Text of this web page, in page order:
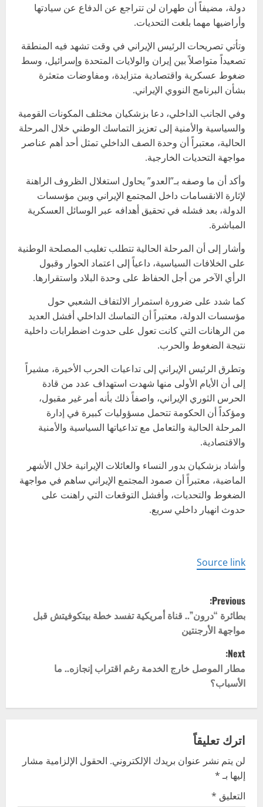
دولة، مضيفاً أن طهران لن تتراجع عن الدفاع عن سيادتها
وأراضيها مهما بلغت التحديات.
وتأتي تصريحات الرئيس الإيراني في وقت تشهد فيه المنطقة
تصعيداً متواصلاً بين إيران والولايات المتحدة وإسرائيل، وسط
ضغوط عسكرية واقتصادية متزايدة، ومفاوضات متعثرة
بشأن البرنامج النووي الإيراني.
وفي الجانب الداخلي، دعا بزشكيان مختلف المكونات القومية
والسياسية والأمنية إلى تعزيز التماسك الوطني خلال المرحلة
الحالية، معتبراً أن وحدة الصف الداخلي تمثل أحد أهم عناصر
مواجهة التحديات الخارجية.
وأكد أن ما وصفه بـ”العدو” يحاول استغلال الظروف الراهنة
لإثارة الانقسامات داخل المجتمع الإيراني وبين مؤسسات
الدولة، بعد فشله في تحقيق أهدافه عبر الوسائل العسكرية
المباشرة.
وأشار إلى أن المرحلة الحالية تتطلب تغليب المصلحة الوطنية
على الخلافات السياسية، داعياً إلى اعتماد الحوار وقبول
الرأي الآخر من أجل الحفاظ على وحدة البلاد واستقرارها.
كما شدد على ضرورة استمرار الالتفاف الشعبي حول
مؤسسات الدولة، معتبراً أن التماسك الداخلي أفشل العديد
من الرهانات التي كانت تعول على حدوث اضطرابات داخلية
نتيجة الضغوط والحرب.
وتطرق الرئيس الإيراني إلى تداعيات الحرب الأخيرة، مشيراً
إلى أن الأيام الأولى منها شهدت استهداف عدد من قادة
الحرس الثوري الإيراني، واصفاً ذلك بأنه أمر غير مقبول،
ومؤكداً أن الحكومة تتحمل مسؤوليات كبيرة في إدارة
المرحلة الحالية والتعامل مع تداعياتها السياسية والأمنية
والاقتصادية.
وأشاد بزشكيان بدور النساء والعائلات الإيرانية خلال الأشهر
الماضية، معتبراً أن صمود المجتمع الإيراني ساهم في مواجهة
الضغوط والتحديات، وأفشل التوقعات التي راهنت على
حدوث انهيار داخلي سريع.
Source link
P
o
s
t
n
v
i
g
Previous:
بطائرة “درون”.. قناة أمريكية تفسد خطة بيتكوفيتش قبل
مواجهة الأرجنتين
Next:
مطار الموصل خارج الخدمة رغم اقتراب إنجازه.. ما
الأسباب؟
اترك تعليقاً
لن يتم نشر عنوان بريدك الإلكتروني. الحقول الإلزامية مشار
إليها بـ*
التعليق *